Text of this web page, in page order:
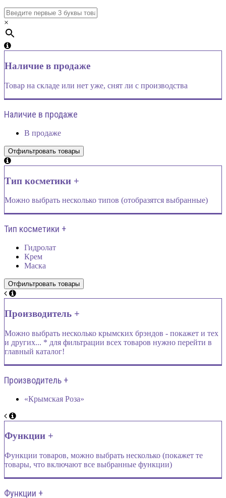
×
Наличие в продаже
Товар на складе или нет уже, снят ли с производства
Наличие в продаже
В продаже
Тип косметики +
Можно выбрать несколько типов (отобразятся выбранные)
Тип косметики +
Гидролат
Крем
Маска
Производитель +
Можно выбрать несколько крымских брэндов - покажет и тех
и других... * для фильтрации всех товаров нужно перейти в
главный каталог!
Производитель +
«Крымская Роза»
Функции +
Функции товаров, можно выбрать несколько (покажет те
товары, что включают все выбранные функции)
Функции +